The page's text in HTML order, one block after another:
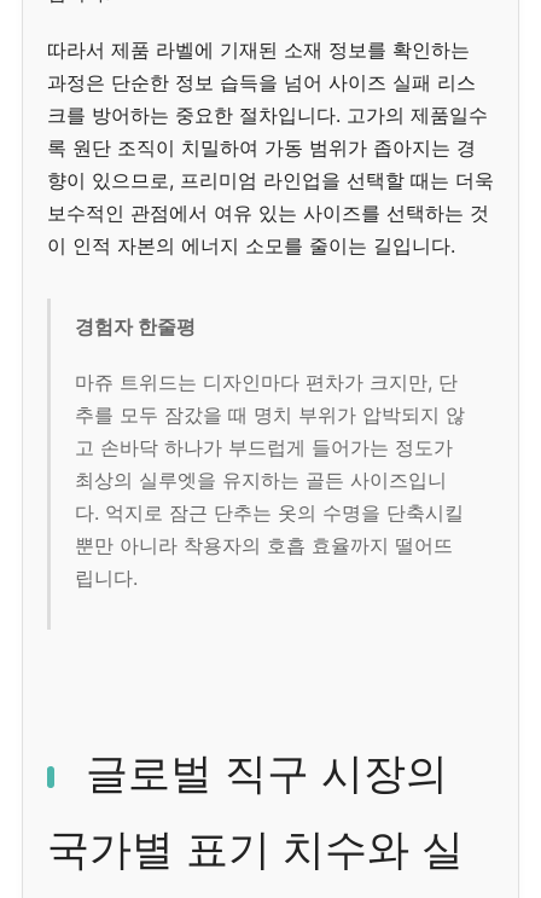
따라서 제품 라벨에 기재된 소재 정보를 확인하는
과정은 단순한 정보 습득을 넘어 사이즈 실패 리스
크를 방어하는 중요한 절차입니다. 고가의 제품일수
록 원단 조직이 치밀하여 가동 범위가 좁아지는 경
향이 있으므로, 프리미엄 라인업을 선택할 때는 더욱
보수적인 관점에서 여유 있는 사이즈를 선택하는 것
이 인적 자본의 에너지 소모를 줄이는 길입니다.
경험자 한줄평
마쥬 트위드는 디자인마다 편차가 크지만, 단
추를 모두 잠갔을 때 명치 부위가 압박되지 않
고 손바닥 하나가 부드럽게 들어가는 정도가
최상의 실루엣을 유지하는 골든 사이즈입니
다. 억지로 잠근 단추는 옷의 수명을 단축시킬
뿐만 아니라 착용자의 호흡 효율까지 떨어뜨
립니다.
글로벌 직구 시장의
국가별 표기 치수와 실